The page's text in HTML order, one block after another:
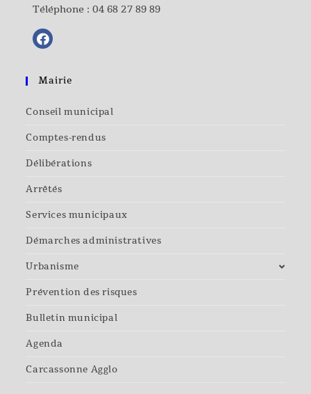
Téléphone :04 68 27 89 89
Mairie
Conseil municipal
Comptes-rendus
Délibérations
Arrêtés
Services municipaux
Démarches administratives
Urbanisme
Prévention des risques
Bulletin municipal
Agenda
Carcassonne Agglo